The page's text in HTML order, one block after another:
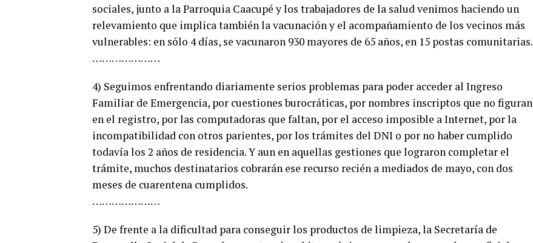
sociales, junto a la Parroquia Caacupé y los trabajadores de la salud venimos haciendo un
relevamiento que implica también la vacunación y el acompañamiento de los vecinos más
vulnerables: en sólo 4 días, se vacunaron 930 mayores de 65 años, en 15 postas comunitarias.
…………………
4) Seguimos enfrentando diariamente serios problemas para poder acceder al Ingreso
Familiar de Emergencia, por cuestiones burocráticas, por nombres inscriptos que no figuran
en el registro, por las computadoras que faltan, por el acceso imposible a Internet, por la
incompatibilidad con otros parientes, por los trámites del DNI o por no haber cumplido
todavía los 2 años de residencia. Y aun en aquellas gestiones que lograron completar el
trámite, muchos destinatarios cobrarán ese recurso recién a mediados de mayo, con dos
meses de cuarentena cumplidos.
…………………
5) De frente a la dificultad para conseguir los productos de limpieza, la Secretaría de